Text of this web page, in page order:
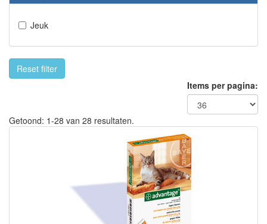
Jeuk
Reset filter
Items per pagina:
Getoond: 1-28 van 28 resultaten.